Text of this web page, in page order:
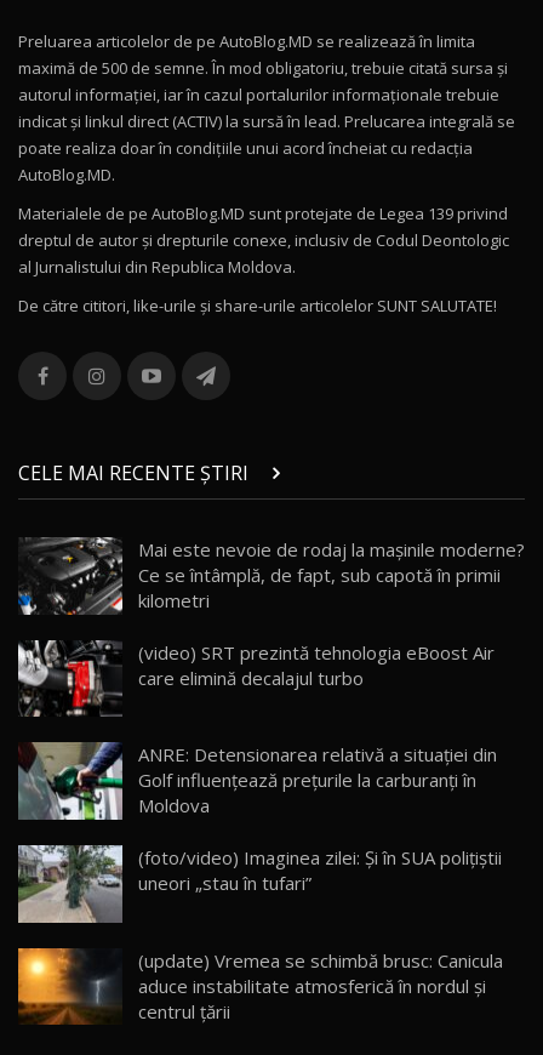
Mercedes-AMG E 53 HYBRID 4MATIC+ / Test
Drive AutoBlog.MD
16:27
11
Noul Volvo ES90 / Test Drive AutoBlog.MD
12
Noul MG HS / Test Drive AutoBlog.MD
16:48
13
combină aventura cu luxul / AutoBlog.MD
36:08
chinez care face lumea să se întoarcă după el
/ AutoBlog.MD
17:27
15 14:37
16
AutoBlogMD
13:10
17 20:06
30:08
AutoBlog.MD
23:36
20
Noul ZEEKR 7X / Test Drive AutoBlog.MD
29:08
Preluarea articolelor de pe AutoBlog.MD se realizează în limita
maximă de 500 de semne. În mod obligatoriu, trebuie citată sursa și
autorul informației, iar în cazul portalurilor informaționale trebuie
indicat și linkul direct (ACTIV) la sursă în lead. Prelucarea integrală se
poate realiza doar în condițiile unui acord încheiat cu redacţia
AutoBlog.MD.
Materialele de pe AutoBlog.MD sunt protejate de Legea 139 privind
dreptul de autor și drepturile conexe, inclusiv de Codul Deontologic
al Jurnalistului din Republica Moldova.
De către cititori, like-urile şi share-urile articolelor SUNT SALUTATE!
CELE MAI RECENTE ȘTIRI
Mai este nevoie de rodaj la mașinile moderne?
Ce se întâmplă, de fapt, sub capotă în primii
kilometri
(video) SRT prezintă tehnologia eBoost Air
care elimină decalajul turbo
ANRE: Detensionarea relativă a situației din
Golf influențează prețurile la carburanți în
Moldova
(foto/video) Imaginea zilei: Și în SUA polițiștii
uneori „stau în tufari”
(update) Vremea se schimbă brusc: Canicula
aduce instabilitate atmosferică în nordul și
centrul țării